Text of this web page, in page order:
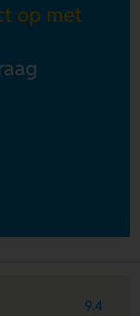
op met
9.4